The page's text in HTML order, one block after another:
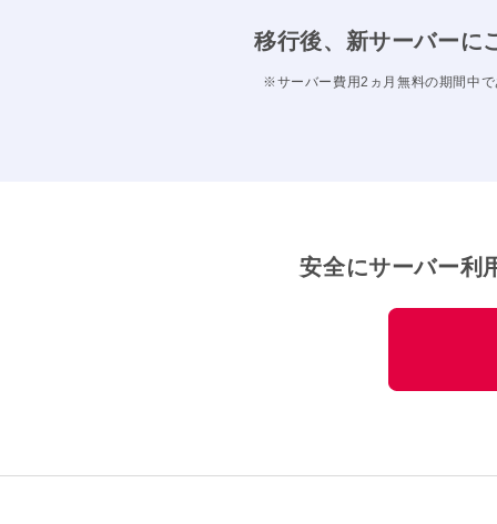
移行後、新サーバーに
※サーバー費用2ヵ月無料の期間中
安全にサーバー利